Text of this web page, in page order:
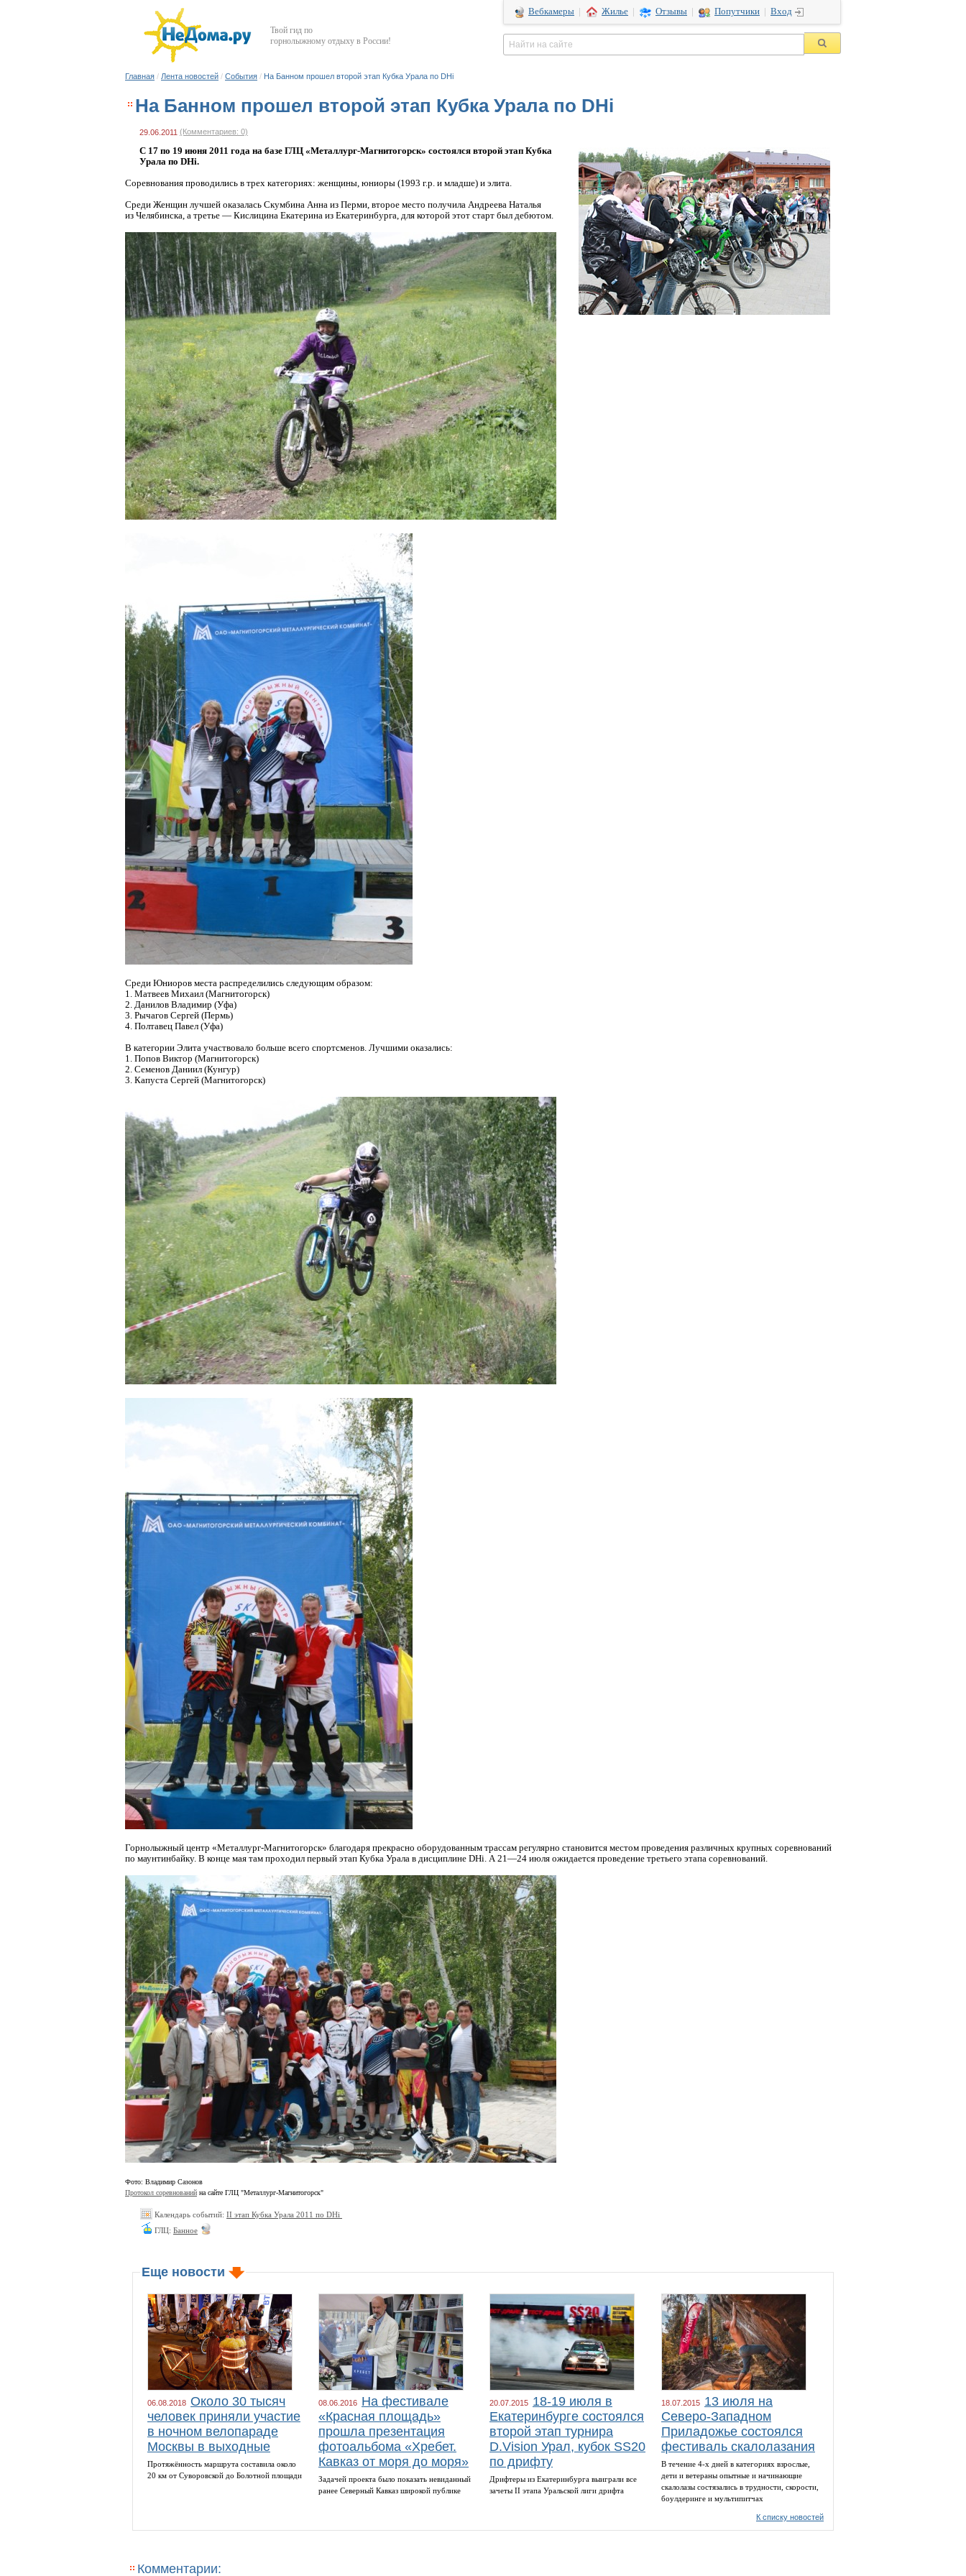
Твой гид по
горнолыжному отдыху в России!
Вебкамеры Жилье Отзывы Попутчики Вход
Главная / Лента новостей / События / На Банном прошел второй этап Кубка Урала по DHi
На Банном прошел второй этап Кубка Урала по DHi
29.06.2011 (Комментариев: 0)
С 17 по 19 июня 2011 года на базе ГЛЦ «Металлург-Магнитогорск» состоялся второй этап Кубка
Урала по DHi.
Соревнования проводились в трех категориях: женщины, юниоры (1993 г.р. и младше) и элита.
Среди Женщин лучшей оказалась Скумбина Анна из Перми, второе место получила Андреева Наталья
из Челябинска, а третье — Кислицина Екатерина из Екатеринбурга, для которой этот старт был дебютом.
Среди Юниоров места распределились следующим образом:
1. Матвеев Михаил (Магнитогорск)
2. Данилов Владимир (Уфа)
3. Рычагов Сергей (Пермь)
4. Полтавец Павел (Уфа)
В категории Элита участвовало больше всего спортсменов. Лучшими оказались:
1. Попов Виктор (Магнитогорск)
2. Семенов Даниил (Кунгур)
3. Капуста Сергей (Магнитогорск)
Горнолыжный центр «Металлург-Магнитогорск» благодаря прекрасно оборудованным трассам регулярно становится местом проведения различных крупных соревнований
по маунтинбайку. В конце мая там проходил первый этап Кубка Урала в дисциплине DHi. А21—24 июля ожидается проведение третьего этапа соревнований.
Фото: Владимир Сазонов
Протокол соревнований на сайте ГЛЦ "Металлург-Магнитогорск"
Календарь событий: II этап Кубка Урала 2011 по DHi
ГЛЦ: Банное
Еще новости
06.08.2018 Около 30 тысяч
человек приняли участие
в ночном велопараде
Москвы в выходные
Протяжённость маршрута составила около
20 км от Суворовской до Болотной площади
08.06.2016 На фестивале
«Красная площадь»
прошла презентация
фотоальбома «Хребет.
Кавказ от моря до моря»
Задачей проекта было показать невиданный
ранее Северный Кавказ широкой публике
20.07.2015 18-19 июля в
Екатеринбурге состоялся
второй этап турнира
D.Vision Урал, кубок SS20
по дрифту
Дрифтеры из Екатеринбурга выиграли все
зачеты II этапа Уральской лиги дрифта
18.07.2015 13 июля на
Северо-Западном
Приладожье состоялся
фестиваль скалолазания
В течение 4-х дней в категориях взрослые,
дети и ветераны опытные и начинающие
скалолазы состязались в трудности, скорости,
боулдеринге и мультипитчах
К списку новостей
Комментарии: